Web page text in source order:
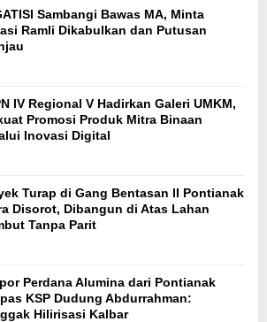
Sambangi Bawas MA, Minta
Ramli Dikabulkan dan Putusan
IV Regional V Hadirkan Galeri UMKM,
Promosi Produk Mitra Binaan
Inovasi Digital
Turap di Gang Bentasan II Pontianak
Disorot, Dibangun di Atas Lahan
Tanpa Parit
Perdana Alumina dari Pontianak
KSP Dudung Abdurrahman:
Hilirisasi Kalbar